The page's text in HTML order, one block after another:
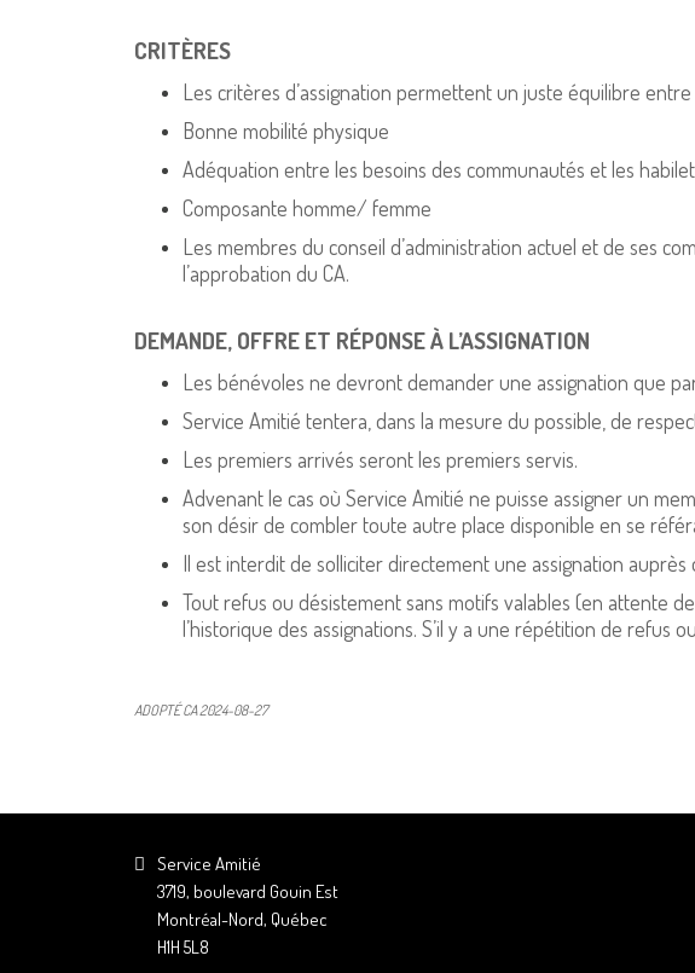
CRITÈRES
Les critères d’assignation permettent un juste équilibre
Bonne mobilité physique
Adéquation entre les besoins des communautés et les
Composante homme/ femme
Les membres du conseil d’administration actuel et de ses
l’approbation du CA.
DEMANDE, OFFRE ET RÉPONSE À L’ASSIGNATION
Les bénévoles ne devront demander une assignation que
Service Amitié tentera, dans la mesure du possible, de
Les premiers arrivés seront les premiers servis.
Advenant le cas où Service Amitié ne puisse assigner un
son désir de combler toute autre place disponible en se
Il est interdit de solliciter directement une assignation
Tout refus ou désistement sans motifs valables (en attente
l’historique des assignations. S’il y a une répétition de
ADOPTÉ CA 2024-08-27
Service Amitié
3719, boulevard Gouin Est
Montréal-Nord, Québec
H1H 5L8